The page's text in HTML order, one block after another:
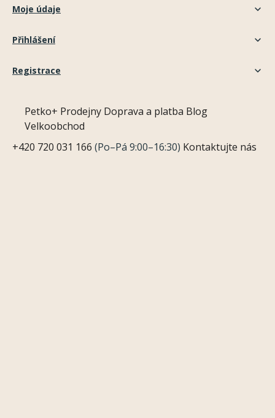
Moje údaje
Přihlášení
Registrace
Petko+ Prodejny Doprava a platba Blog
Velkoobchod
+420 720 031 166 (Po–Pá 9:00–16:30) Kontaktujte nás